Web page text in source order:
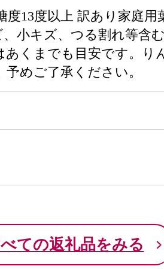
度13度以上 訳あり家庭
小キズ、つる割れ等含
くまでも目安です。り
めご了承ください。
ての返礼品をみる